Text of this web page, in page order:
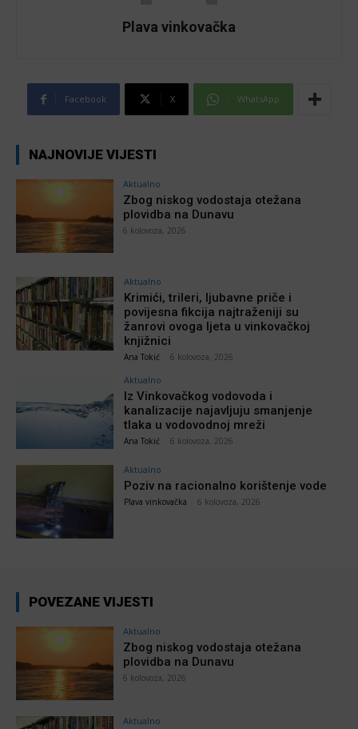
Plava vinkovačka
Facebook X WhatsApp
NAJNOVIJE VIJESTI
Aktualno
Zbog niskog vodostaja otežana
plovidba na Dunavu
6 kolovoza, 2026
Aktualno
Krimići, trileri, ljubavne priče i
povijesna fikcija najtraženiji su
žanrovi ovoga ljeta u vinkovačkoj
knjižnici
Ana Tokić 6 kolovoza, 2026
Aktualno
Iz Vinkovačkog vodovoda i
kanalizacije najavljuju smanjenje
tlaka u vodovodnoj mreži
Ana Tokić 6 kolovoza, 2026
Aktualno
Poziv na racionalno korištenje vode
Plava vinkovačka 6 kolovoza, 2026
POVEZANE VIJESTI
Aktualno
Zbog niskog vodostaja otežana
plovidba na Dunavu
6 kolovoza, 2026
Aktualno